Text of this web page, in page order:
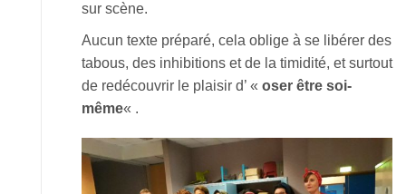
sur scène.
Aucun texte préparé, cela oblige à se libérer des
tabous, des inhibitions et de la timidité, et surtout
de redécouvrir le plaisir d’ « oser être soi-
même« .